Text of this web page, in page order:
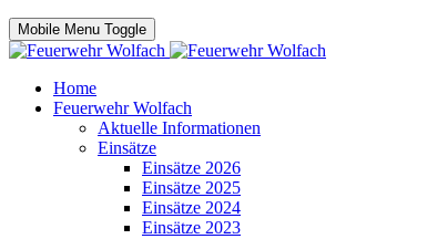
Mobile Menu Toggle
Home
Feuerwehr Wolfach
Aktuelle Informationen
Einsätze
Einsätze 2026
Einsätze 2025
Einsätze 2024
Einsätze 2023